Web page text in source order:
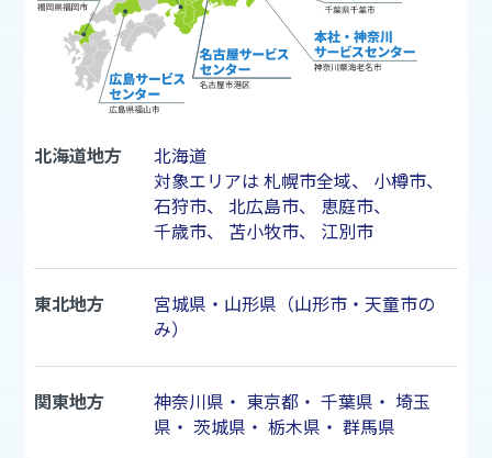
北海道地方
北海道
対象エリアは 札幌市全域、 小樽市、
石狩市、 北広島市、 恵庭市、
千歳市、 苫小牧市、 江別市
東北地方
宮城県・山形県（山形市・天童市の
み）
関東地方 神奈川県 ・ 東京都・ 千葉県 ・ 埼玉
県 ・ 茨城県 ・ 栃木県 ・ 群馬県